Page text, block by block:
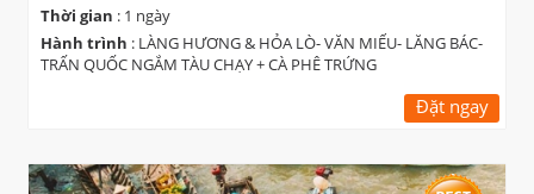
Thời gian : 1 ngày
Hành trình : LÀNG HƯƠNG & HỎA LÒ- VĂN MIẾU- LĂNG BÁC-
TRẤN QUỐC NGẮM TÀU CHẠY + CÀ PHÊ TRỨNG
Đặt ngay